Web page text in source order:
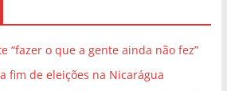
“fazer o que a gente ainda não fez”
fim de eleições na Nicarágua